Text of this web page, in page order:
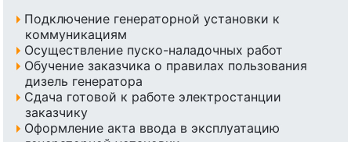
Подключение генераторной установки к
коммуникациям
Осуществление пуско-наладочных работ
Обучение заказчика о правилах пользования
дизель генератора
Сдача готовой к работе электростанции
заказчику
Оформление акта ввода в эксплуатацию